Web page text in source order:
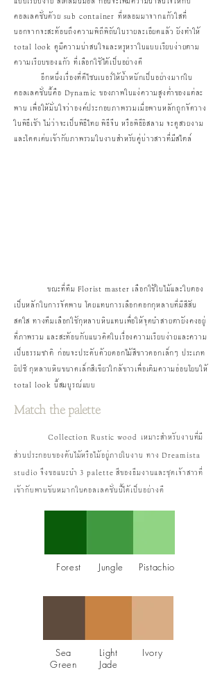
คอลเลคชั่นด้วย sub container ที่หลอมมาจากแก้วใสที่
นอกจากจะสะท้อนถึงความพิถีพิถันในรายละเอียดแล้ว ยังทำให้
total look ดูมีความน่าสนใจและหรูหราในแบบเรียบง่ายตาม
ความเรียบของแก้ว ที่เลือกใช้ได้เป็นอย่างดี
อีกหนึ่งเรื่องที่ดีไซนเนอร์ให้น้ำหนักเป็นอย่างมากใน
คอลเลคชั่นนี้คือ Dynamic ของภาพในแง่ความสูงต่ำของแต่ละ
พาน เพื่อให้มั่นใจว่าองค์ประกอบภาพรวมเมื่อพานหลักถูกจัดวาง
ในพิธีเช้า ไม่ว่าจะเป็นพิธีไทย พิธีจีน หรือพิธีอิสลาม จะดูสวยงาม
และโดดเด่นเข้ากับภาพรวมในงานสำหรับคู่บ่าวสาวที่มีสไตล์
ขณะที่ทีม Florist master เลือกใช้ใบไม้และใบตอง
เป็นหลักในการจัดพาน โดยแทนการเลือกดอกกุหลาบที่มีสีสัน
สดใส ทางทีมเลือกใช้กุหลาบหินแทนเพื่อให้จุดนำสายตายังคงอยู่
ที่ภาพรวม และสะท้อนกับแนวคิดในเรื่องความเรียบง่ายและความ
เป็นธรรมชาติ ก่อนจะประดับด้วยดอกไม้สีขาวดอกเล็กๆ ประเภท
ยิปซี กุหลาบหินขนาดเล็กสีเขียวใกล้ขาวเพื่อเติมความอ่อนโยนให้
total look นี้สมบูรณ์แบบ
Collection Rustic wood เหมาะสำหรับงานที่มี
ส่วนประกอบของต้นไม้หรือไม้อยู่ภายในงาน ทาง Dreamista
studio จึงขอแนะนำ 3 palette สีของธีมงานและชุดเจ้าสาวที่
เข้ากับพานขันหมากในคอลเลคชั่นนี้ได้เป็นอย่างดี
Match the palette
Forest Jungle Pistachio
Sea
Green
Light
Jade
Ivory